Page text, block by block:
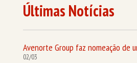
Últimas Notícias
Avenorte Group faz nomeação de
02/03